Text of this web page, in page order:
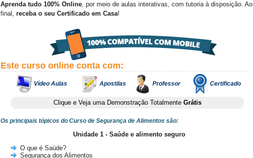
Aprenda tudo 100% Online, por meio de aulas interativas, com tutoria à disposição. Ao
final, receba o seu Certificado em Casa!
Este curso online conta com:
Vídeo Aulas Apostilas Professor Certificado
Clique e Veja uma Demonstração Totalmente Grátis
Os principais tópicos do Curso de Segurança de Alimentos são:
Unidade 1 - Saúde e alimento seguro
O que é Saúde?
Segurança dos Alimentos